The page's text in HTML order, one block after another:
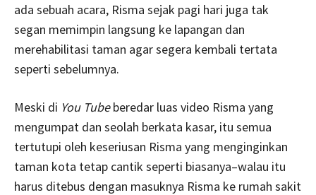
ada sebuah acara, Risma sejak pagi hari juga tak
segan memimpin langsung ke lapangan dan
merehabilitasi taman agar segera kembali tertata
seperti sebelumnya.
Meski di You Tubeberedar luas video Risma yang
mengumpat dan seolah berkata kasar, itu semua
tertutupi oleh keseriusan Risma yang menginginkan
taman kota tetap cantik seperti biasanya–walau itu
harus ditebus dengan masuknya Risma ke rumah sakit